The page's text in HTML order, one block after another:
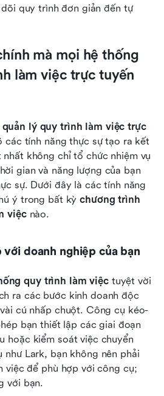
quy trình đơn giản đến tự
mà mọi hệ thống
làm việc trực tuyến
quản lý quy trình làm việc trực
các tính năng thực sự tạo ra kết
không chỉ tổ chức nhiệm vụ
gian và năng lượng của bạn
sự. Dưới đây là các tính năng
ý trong bất kỳ chương trình
việc nào.
doanh nghiệp của bạn
quy trình làm việc tuyệt vời
ra các bước kinh doanh độc
cú nhấp chuột. Công cụ kéo-
bạn thiết lập các giai đoạn
hoặc kiểm soát việc chuyển
Lark, bạn không nên phải
việc để phù hợp với công cụ;
với bạn.